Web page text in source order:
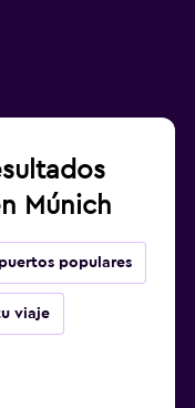
Múnich
populares
viaje